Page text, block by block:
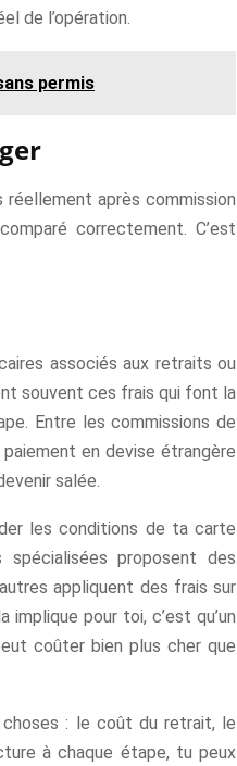
de l’opération.
permis
réellement après commission
correctement. C’est
associés aux retraits ou
souvent ces frais qui font la
Entre les commissions de
en devise étrangère
salée.
les conditions de ta carte
proposent des
appliquent des frais sur
pour toi, c’est qu’un
coûter bien plus cher que
: le coût du retrait, le
à chaque étape, tu peux